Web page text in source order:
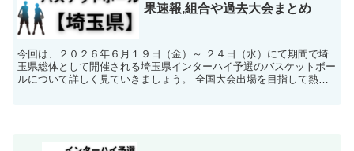
果速報,組合や過去大会まとめ
今回は、２０２６年６月１９日（金）～ ２４日（水）にて期間で埼
玉県総体として開催される埼玉県インターハイ予選のバスケットボー
ルについて詳しく見ていきましょう。 全国大会出場を目指して熱い